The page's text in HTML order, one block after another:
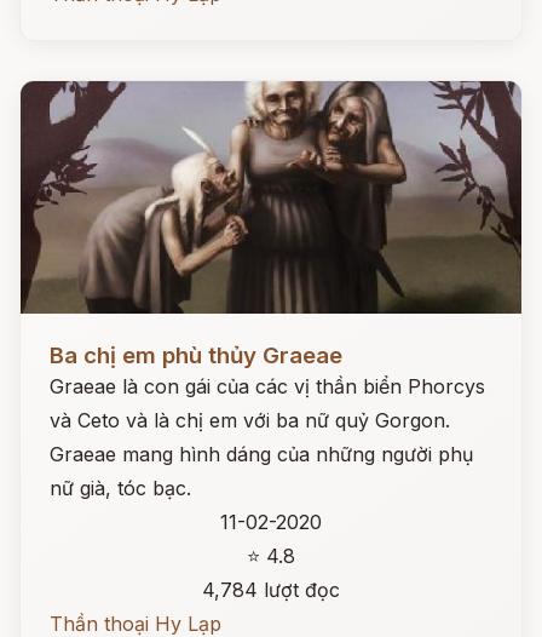
Ba chị em phù thủy Graeae
Graeae là con gái của các vị thần biển Phorcys
và Ceto và là chị em với ba nữ quỷ Gorgon.
Graeae mang hình dáng của những người phụ
nữ già, tóc bạc.
11-02-2020
⭐ 4.8
4,784 lượt đọc
Thần thoại Hy Lạp